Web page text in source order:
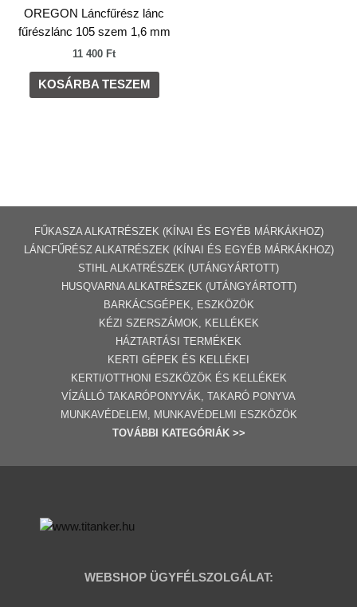
OREGON Láncfűrész lánc
fűrészlánc 105 szem 1,6 mm
11 400 Ft
KOSÁRBA TESZEM
FŰKASZA ALKATRÉSZEK (KÍNAI ÉS EGYÉB MÁRKÁKHOZ)
LÁNCFŰRÉSZ ALKATRÉSZEK (KÍNAI ÉS EGYÉB MÁRKÁKHOZ)
STIHL ALKATRÉSZEK (UTÁNGYÁRTOTT)
HUSQVARNA ALKATRÉSZEK (UTÁNGYÁRTOTT)
BARKÁCSGÉPEK
ESZKÖZÖK
KÉZI SZERSZÁMOK, KELLÉKEK
HÁZTARTÁSI TERMÉKEK
KERTI GÉPEK ÉS KELLÉKEI
KERTI/OTTHONI ESZKÖZÖK ÉS KELLÉKEK
VÍZÁLLÓ TAKARÓPONYVÁK, TAKARÓ PONYVA
MUNKAVÉDELEM, MUNKAVÉDELMI ESZKÖZÖK
TOVÁBBI KATEGÓRIÁK >>
WEBSHOP ÜGYFÉLSZOLGÁLAT: